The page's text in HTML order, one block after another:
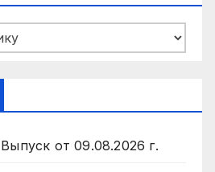
от 09.08.2026 г.